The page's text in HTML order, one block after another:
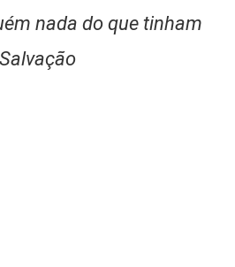
nada do que tinham